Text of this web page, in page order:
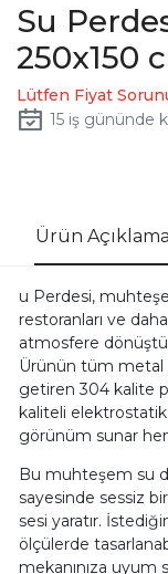
Su
250x150
Lütfen Fiyat
15iş gününde
Ürün
u Perdesi,
restoranları ve
atmosfere
Ürünün tüm metal
getiren 304 kalite
kaliteli elektrostatik
görünüm sunar
Bu muhteşem su
sayesinde sessiz
sesi yaratır.
ölçülerde
mekanınıza uyum